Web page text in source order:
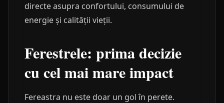
directe asupra confortului, consumului de
energie și calității vieții.
Ferestrele: prima decizie
cu cel mai mare impact
Fereastra nu este doar un gol în perete.